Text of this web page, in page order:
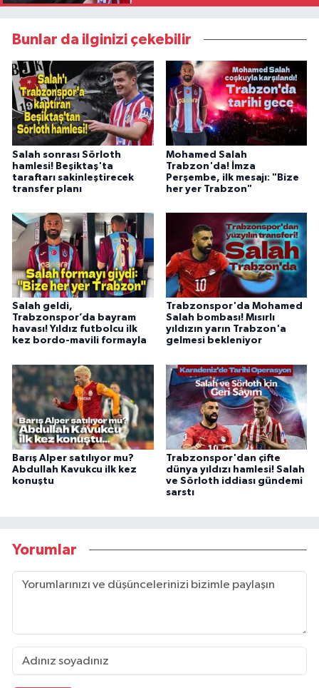
Bunlar da ilginizi çekebilir
Salah sonrası Sörloth
hamlesi! Beşiktaş'ta
taraftarı sakinleştirecek
transfer planı
Mohamed Salah
Trabzon'da! İmza
Perşembe, ilk mesajı: "Bize
her yer Trabzon"
Salah geldi,
Trabzonspor’da bayram
havası! Yıldız futbolcu ilk
kez bordo-mavili formayla
Trabzonspor'da Mohamed
Salah bombası! Mısırlı
yıldızın yarın Trabzon'a
gelmesi bekleniyor
Barış Alper satılıyor mu?
Abdullah Kavukcu ilk kez
konuştu
Trabzonspor'dan çifte
dünya yıldızı hamlesi! Salah
ve Sörloth iddiası gündemi
sarstı
Yorumlar